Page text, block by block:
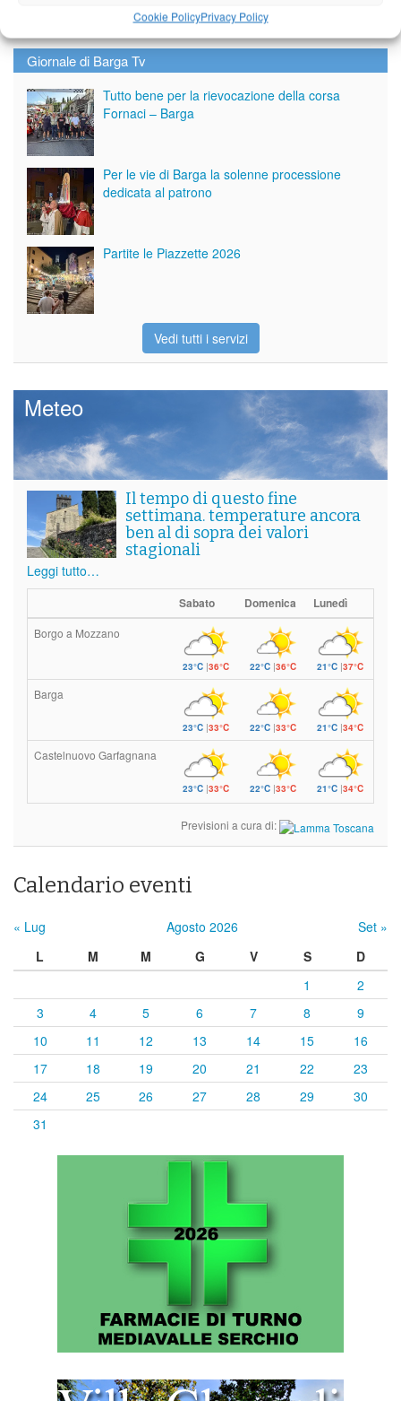
Cookie PolicyPrivacy Policy
Giornale di Barga Tv
Tutto bene per la rievocazione della corsa
Fornaci – Barga
Per le vie di Barga la solenne processione
dedicata al patrono
Partite le Piazzette 2026
Vedi tutti i servizi
Meteo
Il tempo di questo fine
settimana. temperature ancora
ben al di sopra dei valori
stagionali
Leggi tutto…
Sabato Domenica Lunedì
Borgo a Mozzano
23°C|36°C 22°C|36°C 21°C |37°C
Barga
23°C|33°C 22°C|33°C 21°C |34°C
Castelnuovo Garfagnana
23°C|33°C 22°C|33°C 21°C |34°C
Previsioni a cura di:
Calendario eventi
« Lug Agosto 2026
Set »
L
M M G V S
D
1
2
3
4 5 6 7 8
9
10
11 12 13 14 15
16
17
18 19 20 21 22
23
24
25 26 27 28 29
30
31